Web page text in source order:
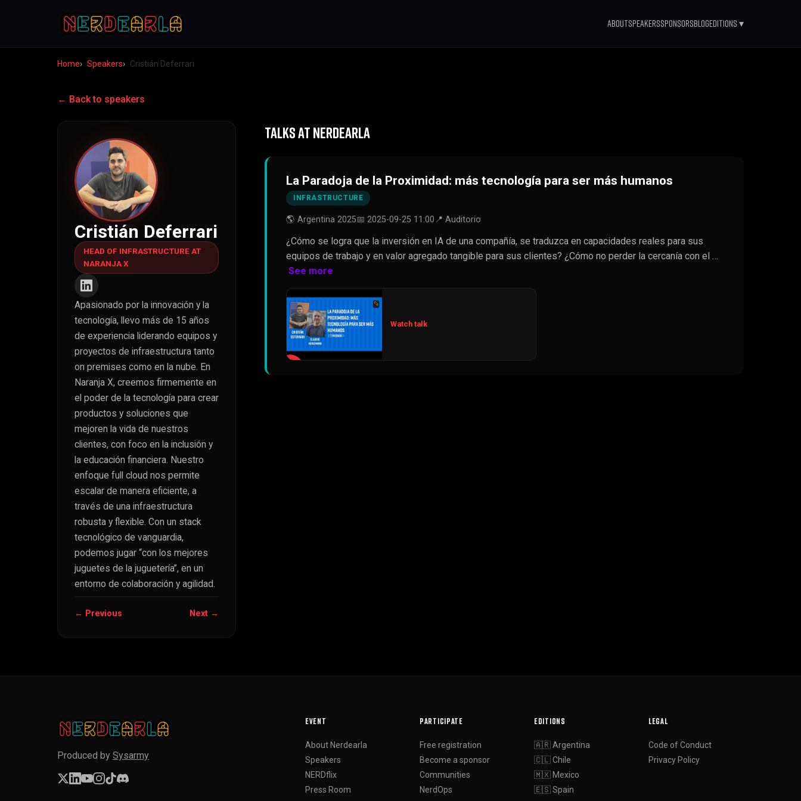
AboutSpeakersSponsorsBlogEditions ▾
Home Speakers Cristián Deferrari
← Back to speakers
Cristián Deferrari
HEAD OF INFRASTRUCTURE AT
NARANJA X
Apasionado por la innovación y la
tecnología, llevo más de 15 años
de experiencia liderando equipos y
proyectos de infraestructura tanto
on premises como en la nube. En
Naranja X, creemos firmemente en
el poder de la tecnología para crear
productos y soluciones que
mejoren la vida de nuestros
clientes, con foco en la inclusión y
la educación financiera. Nuestro
enfoque full cloud nos permite
escalar de manera eficiente, a
través de una infraestructura
robusta y flexible. Con un stack
tecnológico de vanguardia,
podemos jugar “con los mejores
juguetes de la juguetería”, en un
entorno de colaboración y agilidad.
← Previous Next →
TALKS AT NERDEARLA
La Paradoja de la Proximidad: más tecnología para ser más humanos
INFRASTRUCTURE
🌎 Argentina 2025📅 2025-09-25 11:00📍 Auditorio
¿Cómo se logra que la inversión en IA de una compañía, se traduzca en capacidades reales para sus
equipos de trabajo y en valor agregado tangible para sus clientes? ¿Cómo no perder la cercanía con el …
See more
Watch talk
Produced by Sysarmy
EVENT
About Nerdearla
Speakers
NERDflix
Press Room
PARTICIPATE
Free registration
Become a sponsor
Communities
NerdOps
EDITIONS
🇦🇷 Argentina
🇨🇱 Chile
🇲🇽 Mexico
🇪🇸 Spain
LEGAL
Code of Conduct
Privacy Policy